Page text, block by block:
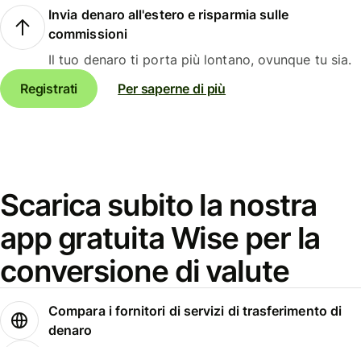
Invia denaro all'estero e risparmia sulle
commissioni
Il tuo denaro ti porta più lontano, ovunque tu sia.
Registrati
Per saperne di più
Scarica subito la nostra
app gratuita Wise per la
conversione di valute
Compara i fornitori di servizi di trasferimento di
denaro